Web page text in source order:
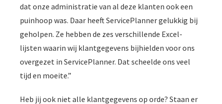
dat onze administratie van al deze klanten ook een
puinhoop was. Daar heeft ServicePlanner gelukkig bij
geholpen. Ze hebben de zes verschillende Excel-
lijsten waarin wij klantgegevens bijhielden voor ons
overgezet in ServicePlanner. Dat scheelde ons veel
tijd en moeite.”
Heb jij ook niet alle klantgegevens op orde? Staan er